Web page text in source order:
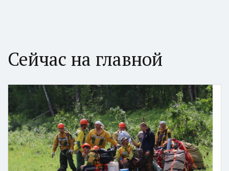
Сейчас на главной